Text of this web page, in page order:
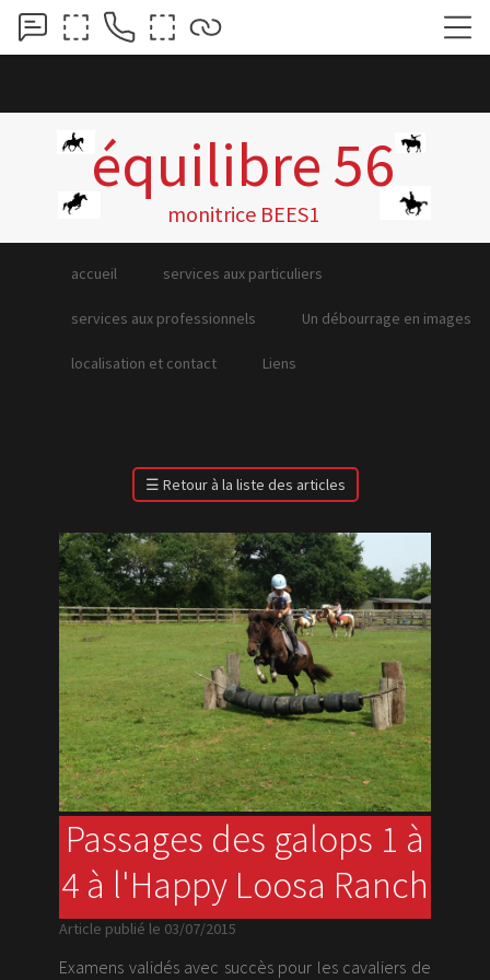
équilibre 56
monitrice BEES1
accueil services aux particuliers
services aux professionnels Un débourrage en images
localisation et contact Liens
☰ Retour à la liste des articles
Passages des galops 1 à
4 à l'Happy Loosa Ranch
Article publié le 03/07/2015
Examens validés avec succès pour les cavaliers de